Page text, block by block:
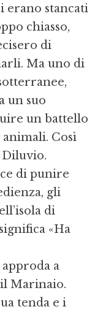
erano stan­cati
chiasso,
di
Ma uno di
un suo
un battello
Così
di puni­re
gli
di
«Ha
a
Marina­io.
ten­da e i